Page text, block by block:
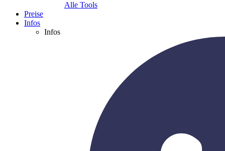
Alle Tools
Preise
Infos
Infos